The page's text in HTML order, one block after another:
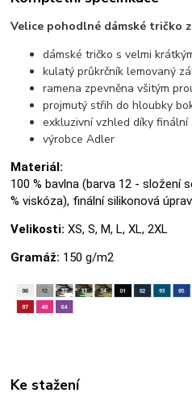
Velice pohodlné dámské tričko
dámské tričko s velmi
kulatý průkrčník lemovaný
ramena zpevněna všitým
projmutý střih do hloubky
exkluzivní vzhled díky finální
výrobce Adler
Materiál:
100 % bavlna (barva 12 - složení
% viskóza), finální silikonová
Velikosti: XS, S, M, L, XL, 2XL
Gramáž: 150 g/m2
Ke stažení